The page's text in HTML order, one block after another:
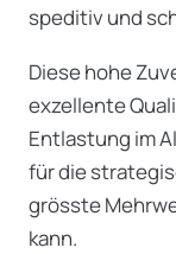
speditiv und
Diese hohe
exzellente
Entlastung im
für die
grösste
kann.